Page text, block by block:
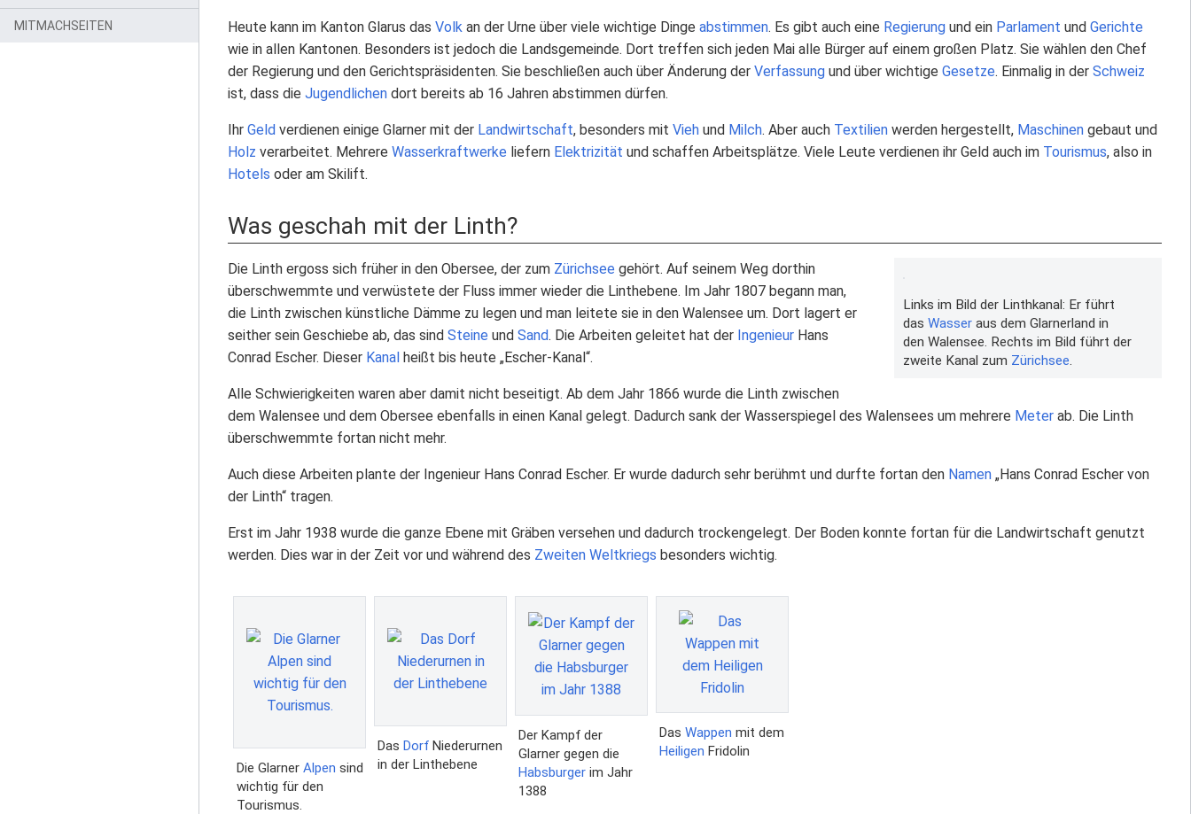
Heute kann im Kanton Glarus das Volk an der Urne über viele wichtige Dinge abstimmen. Es gibt auch eine Regierung und ein Parlament und Gerichte
wie in allen Kantonen. Besonders ist jedoch die Landsgemeinde. Dort treffen sich jeden Mai alle Bürger auf einem großen Platz. Sie wählen den Chef
der Regierung und den Gerichtspräsidenten. Sie beschließen auch über Änderung der Verfassung und über wichtige Gesetze. Einmalig in der Schweiz
ist, dass die Jugendlichen dort bereits ab 16 Jahren abstimmen dürfen.
Ihr Geld verdienen einige Glarner mit der Landwirtschaft, besonders mit Vieh und Milch. Aber auch Textilien werden hergestellt, Maschinen gebaut und
Holz verarbeitet. Mehrere Wasserkraftwerke liefern Elektrizität und schaffen Arbeitsplätze. Viele Leute verdienen ihr Geld auch im Tourismus, also in
Hotels oder am Skilift.
Was geschah mit der Linth?
Links im Bild der Linthkanal: Er führt
das Wasseraus dem Glarnerland in
den Walensee. Rechts im Bild führt der
zweite Kanal zum Zürichsee
Die Linth ergoss sich früher in den Obersee, der zum Zürichsee gehört. Auf seinem Weg dorthin
überschwemmte und verwüstete der Fluss immer wieder die Linthebene. Im Jahr 1807 begann man,
die Linth zwischen künstliche Dämme zu legen und man leitete sie in den Walensee um. Dort lagert er
seither sein Geschiebe ab, das sind Steine und Sand. Die Arbeiten geleitet hat der Ingenieur Hans
Conrad Escher. Dieser Kanal heißt bis heute „Escher-Kanal“.
Alle Schwierigkeiten waren aber damit nicht beseitigt. Ab dem Jahr 1866 wurde die Linth zwischen
dem Walensee und dem Obersee ebenfalls in einen Kanal gelegt. Dadurch sank der Wasserspiegel des Walensees um mehrere Meter ab. Die Linth
überschwemmte fortan nicht mehr.
Auch diese Arbeiten plante der Ingenieur Hans Conrad Escher. Er wurde dadurch sehr berühmt und durfte fortan den Namen „Hans Conrad Escher von
der Linth“ tragen.
Erst im Jahr 1938 wurde die ganze Ebene mit Gräben versehen und dadurch trockengelegt. Der Boden konnte fortan für die Landwirtschaft genutzt
werden. Dies war in der Zeit vor und während des Zweiten Weltkriegs besonders wichtig.
Die Glarner Alpen sind
wichtig für den
Tourismus.
Das Dorf Niederurnen
in der Linthebene
Der Kampf der
Glarner gegen die
Habsburger im Jahr
1388
Das Wappen mit dem
Heiligen Fridolin
MITMACHSEITEN